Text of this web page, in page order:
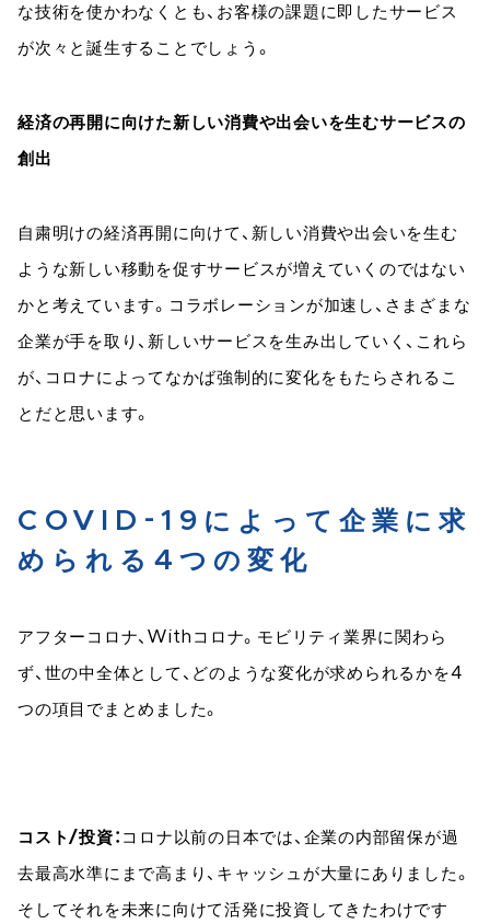
な技術を使かわなくとも、お客様の課題に即したサービス
が次々と誕生することでしょう。
経済の再開に向けた新しい消費や出会いを生むサービスの
創出
自粛明けの経済再開に向けて、新しい消費や出会いを生む
ような新しい移動を促すサービスが増えていくのではない
かと考えています。コラボレーションが加速し、さまざまな
企業が手を取り、新しいサービスを生み出していく、これら
が、コロナによってなかば強制的に変化をもたらされるこ
とだと思います。
COVID-19によって企業に求
められる4つの変化
アフターコロナ、Withコロナ。モビリティ業界に関わら
ず、世の中全体として、どのような変化が求められるかを4
つの項目でまとめました。
コスト/投資： コロナ以前の日本では、企業の内部留保が過
去最高水準にまで高まり、キャッシュが大量にありました。
そしてそれを未来に向けて活発に投資してきたわけです